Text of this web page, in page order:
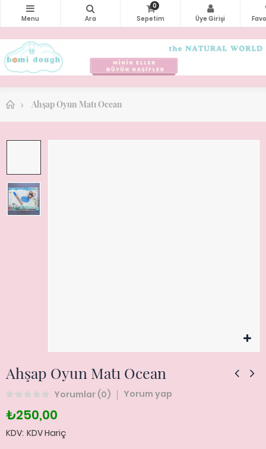
0
Ahşap Oyun Matı Ocean
Ahşap Oyun Matı Ocean
Yorumlar (0) Yorum yap
₺250,00
KDV KDV Hariç